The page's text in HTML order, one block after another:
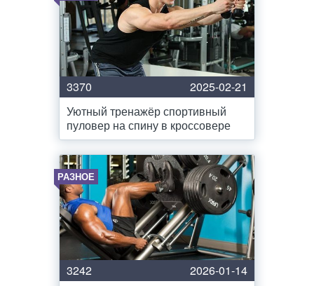
3370
2025-02-21
Уютный тренажёр спортивный
пуловер на спину в кроссовере
РАЗНОЕ
3242
2026-01-14